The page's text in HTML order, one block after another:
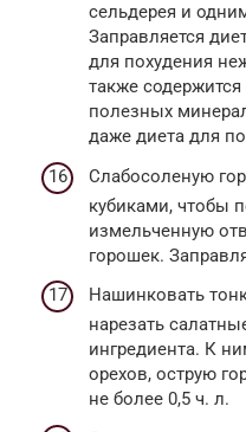
сельдерея и
Заправляется
для похудения
также
полезных
даже диета для
Слабосоленую
кубиками, чтобы
измельченную
горошек.
Нашинковать
нарезать
ингредиента. К
орехов, острую
не более 0,5 ч. л.